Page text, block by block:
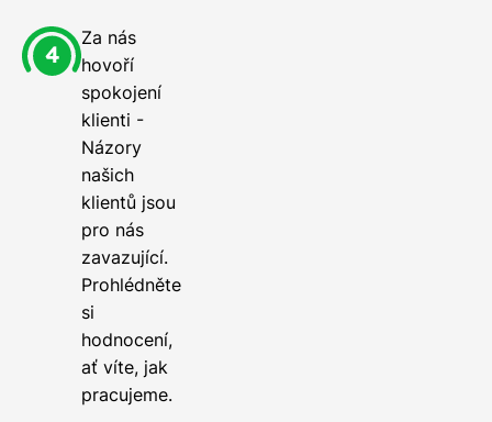
Za nás
hovoří
spokojení
klienti -
Názory
našich
klientů jsou
pro nás
zavazující.
Prohlédněte
si
hodnocení,
ať víte, jak
pracujeme.